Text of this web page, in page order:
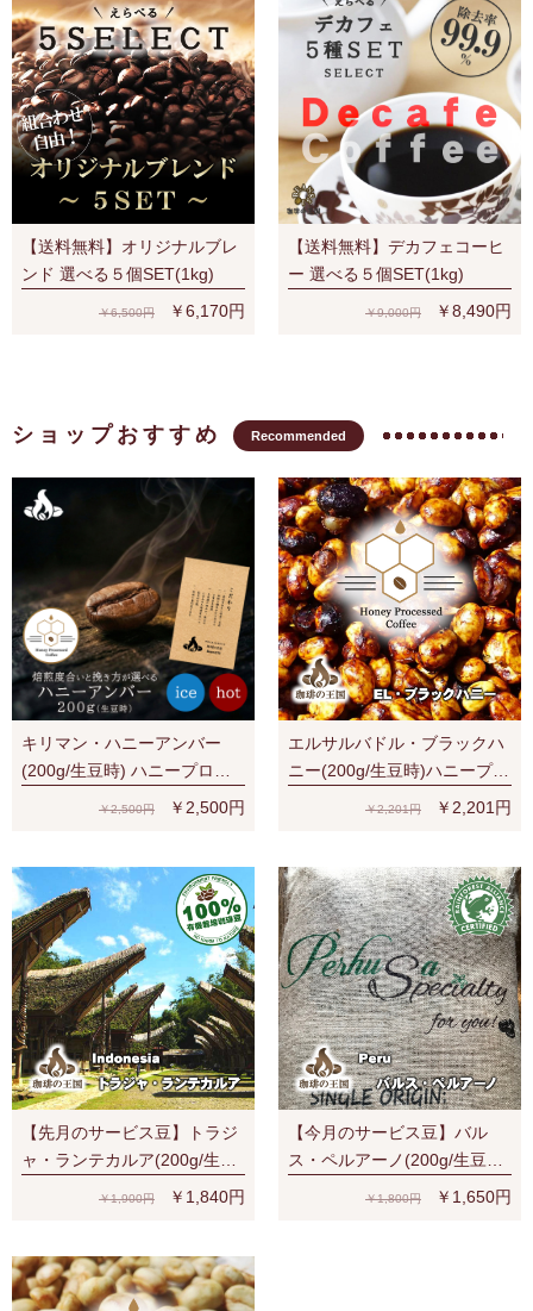
【送料無料】オリジナルブレ
ンド 選べる５個SET(1kg)
￥6,500円 ￥6,170円
【送料無料】デカフェコーヒ
ー 選べる５個SET(1kg)
￥9,000円 ￥8,490円
ショップおすすめ Recommended
キリマン・ハニーアンバー
(200g/生豆時) ハニープロセ
￥2,500円 ￥2,500円
エルサルバドル・ブラックハ
ニー(200g/生豆時)ハニープロ
￥2,201円 ￥2,201円
【先月のサービス豆】トラジ
ャ・ランテカルア(200g/生豆
時)有機栽培コーヒー豆 無農
￥1,900円 ￥1,840円
【今月のサービス豆】バル
ス・ペルアーノ(200g/生豆
時)RA認証 スペシャルティ 芳
￥1,800円 ￥1,650円